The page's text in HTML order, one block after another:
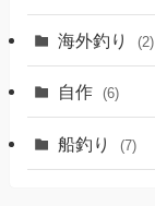
海外釣り (2)
自作 (6)
船釣り (7)